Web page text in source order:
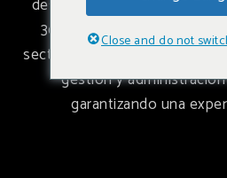
desarrollo y gestión
360° nos permite cubrir
sector, desde la planificación
gestión y
garantizando una
Close and do not